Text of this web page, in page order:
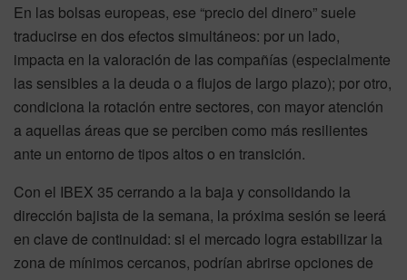
En las bolsas europeas, ese “precio del dinero” suele
traducirse en dos efectos simultáneos: por un lado,
impacta en la valoración de las compañías (especialmente
las sensibles a la deuda o a flujos de largo plazo); por otro,
condiciona la rotación entre sectores, con mayor atención
a aquellas áreas que se perciben como más resilientes
ante un entorno de tipos altos o en transición.
Con el IBEX 35 cerrando a la baja y consolidando la
dirección bajista de la semana, la próxima sesión se leerá
en clave de continuidad: si el mercado logra estabilizar la
zona de mínimos cercanos, podrían abrirse opciones de